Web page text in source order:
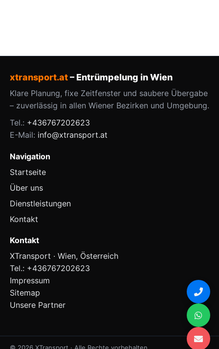
xtransport.at– Entrümpelung in Wien
Klare Planung, fixe Zeitfenster und saubere Übergabe
– zuverlässig in allen Wiener Bezirken und Umgebung.
Tel.: +436767202623
E-Mail: info@xtransport.at
Navigation
Startseite
Über uns
Dienstleistungen
Kontakt
Kontakt
XTransport · Wien, Österreich
Tel.: +436767202623
Impressum
Sitemap
Unsere Partner